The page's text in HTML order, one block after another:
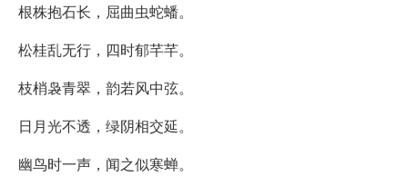
根株抱石长，屈曲虫蛇蟠。
松桂乱无行，四时郁芊芊。
枝梢袅青翠，韵若风中弦。
日月光不透，绿阴相交延。
幽鸟时一声，闻之似寒蝉。